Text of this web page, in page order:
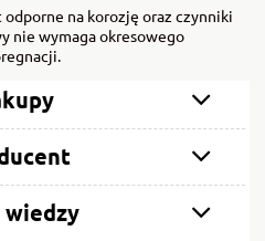
na korozję oraz czynniki
nie wymaga okresowego
wiedzy